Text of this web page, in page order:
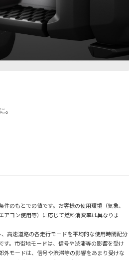
のもとでの値です。お客様の使用環境（気象、
アコン使用等）に応じて燃料消費率は異なりま
高速道路の各走行モードを平均的な使用時間配分
す。市街地モードは、信号や渋滞等の影響を受け
外モードは、信号や渋滞等の影響をあまり受けな